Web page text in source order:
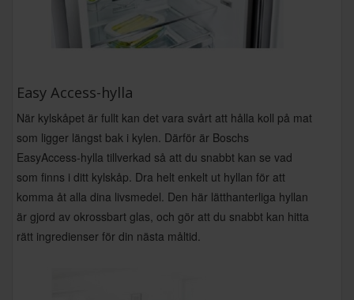
Easy Access-hylla
När kylskåpet är fullt kan det vara svårt att hålla koll på mat
som ligger längst bak i kylen. Därför är Boschs
EasyAccess-hylla tillverkad så att du snabbt kan se vad
som finns i ditt kylskåp. Dra helt enkelt ut hyllan för att
komma åt alla dina livsmedel. Den här lätthanterliga hyllan
är gjord av okrossbart glas, och gör att du snabbt kan hitta
rätt ingredienser för din nästa måltid.